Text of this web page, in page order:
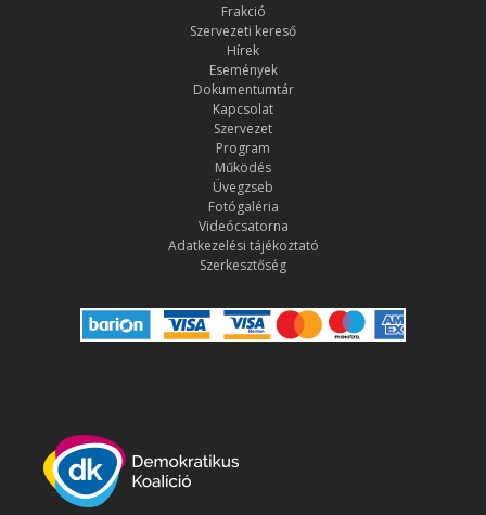
Frakció
Szervezeti kereső
Hírek
Események
Dokumentumtár
Kapcsolat
Szervezet
Program
Működés
Üvegzseb
Fotógaléria
Videócsatorna
Adatkezelési tájékoztató
Szerkesztőség